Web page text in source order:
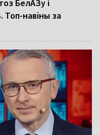
БелАЗу і
Топ-навіны за